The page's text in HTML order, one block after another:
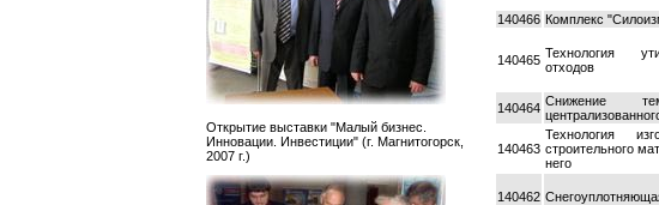
140466 Комплекс
140465 Технология
отходов
140464 Снижение
140463
Технология
строительного
него
140462
Открытие выставки "Малый бизнес.
Инновации. Инвестиции" (г. Магнитогорск,
2007 г.)